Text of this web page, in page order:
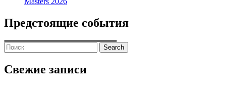
Предстоящие события
Search
for:
Свежие записи